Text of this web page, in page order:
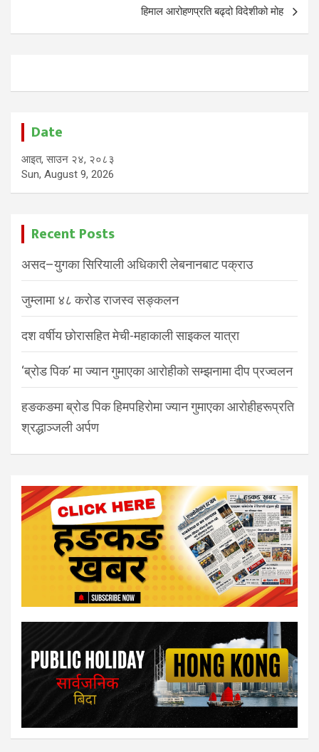
हिमाल आरोहणप्रति बढ्दो विदेशीको मोह
Date
आइत, साउन २४, २०८३
Sun, August 9, 2026
Recent Posts
असद–युगका सिरियाली अधिकारी लेबनानबाट पक्राउ
जुम्लामा ४८ करोड राजस्व सङ्कलन
दश वर्षीय छोरासहित मेची-महाकाली साइकल यात्रा
‘ब्रोड पिक’ मा ज्यान गुमाएका आरोहीको सम्झनामा दीप प्रज्वलन
हङकङमा ब्रोड पिक हिमपहिरोमा ज्यान गुमाएका आरोहीहरूप्रति
श्रद्धाञ्जली अर्पण